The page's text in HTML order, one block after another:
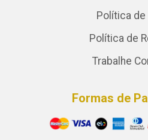
Política de
Política de
Trabalhe
Formas de